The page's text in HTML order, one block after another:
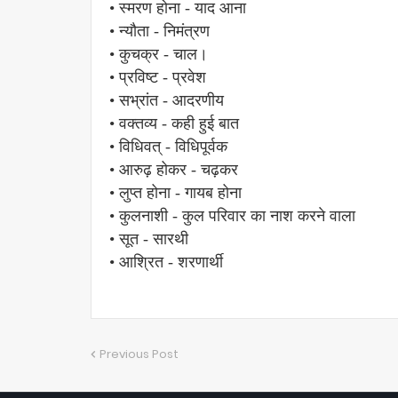
• स्मरण होना - याद आना
• न्यौता - निमंत्रण
• कुचक्र - चाल।
• प्रविष्ट - प्रवेश
• सभ्रांत - आदरणीय
• वक्तव्य - कही हुई बात
• विधिवत् - विधिपूर्वक
• आरुढ़ होकर - चढ़कर
• लुप्त होना - गायब होना
• कुलनाशी - कुल परिवार का नाश करने वाला
• सूत - सारथी
• आश्रित - शरणार्थी
Previous Post